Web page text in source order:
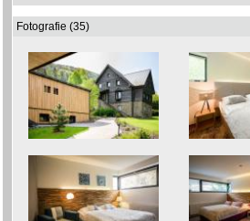
Fotografie (35)